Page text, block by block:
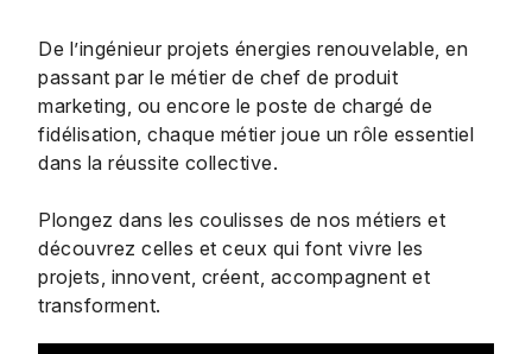
De l’ingénieur projets énergies renouvelable, en
passant par le métier de chef de produit
marketing, ou encore le poste de chargé de
fidélisation, chaque métier joue un rôle essentiel
dans la réussite collective.
Plongez dans les coulisses de nos métiers et
découvrez celles et ceux qui font vivre les
projets, innovent, créent, accompagnent et
transforment.